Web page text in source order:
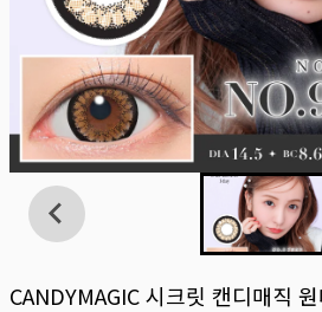
CANDYMAGIC 시크릿 캔디매직